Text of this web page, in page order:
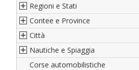
Nord America
Sud America
Europa
Africa
Asia
Regioni e Stati
Regioni italiane
Territori Italiani
Stati USA
Francesi
Contee e Province
Cantoni Svizzeri
Province Italiane
Province Spagnole
Città
Città Italiane
Città spagnole
Nautiche e Spiaggia
Militari e Mercantili
Corse automobilistiche